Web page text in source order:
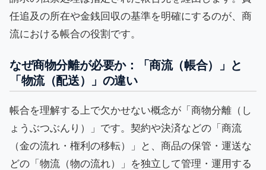
任追及の所在や金銭回収の基準を明確にするのが、商
流における帳合の役割です。
なぜ商物分離が必要か：「商流（帳合）」と
「物流（配送）」の違い
帳合を理解する上で欠かせない概念が「商物分離（し
ょうぶつぶんり）」です。契約や決済などの「商流
（金の流れ・権利の移転）」と、商品の保管・運送な
どの「物流（物の流れ）」を独立して管理・運用する